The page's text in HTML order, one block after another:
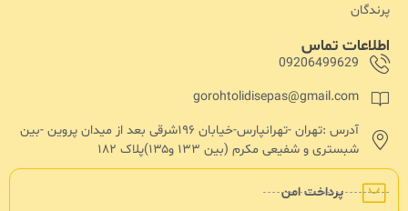
پرداخت امن
اطلاعات تماس
09206499629
gorohtolidisepas@gmail.com
آدرس :تهران -تهرانپارس-خیابان ۱۹۶شرقی بعد از میدان پروین -بین
شبستری و شفیعی مکرم (بین ۱۳۳ و۱۳۵)پلاک ۱۸۲
پرندگان